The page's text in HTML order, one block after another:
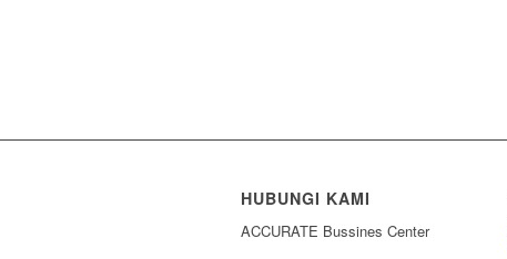
HUBUNGI KAMI
ACCURATE Bussines Center